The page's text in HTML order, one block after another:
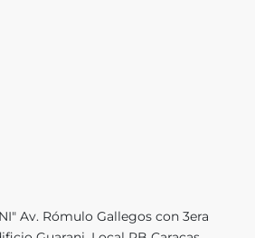
Av. Rómulo Gallegos con 3era